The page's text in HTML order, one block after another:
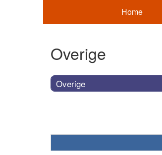
Home
Overige
Overige